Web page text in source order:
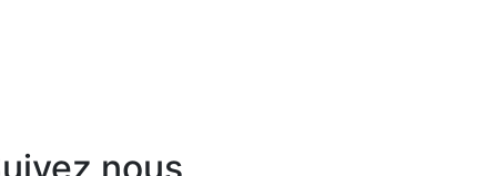
nous